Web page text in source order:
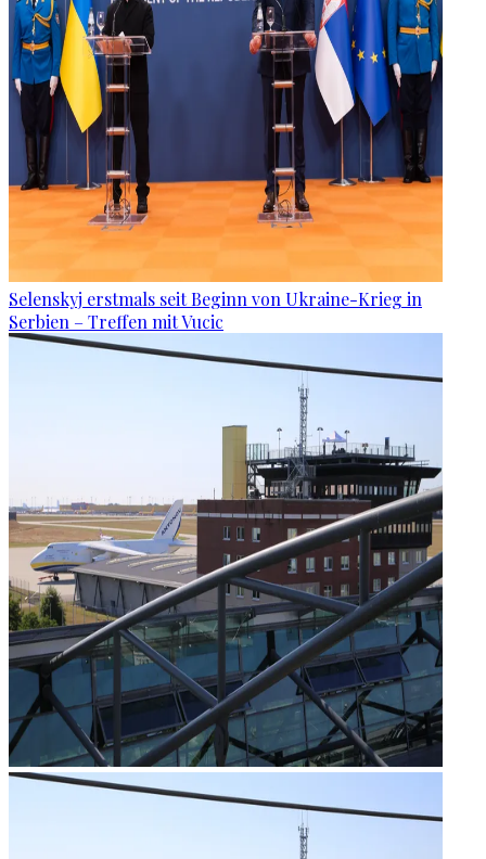
Selenskyj erstmals seit Beginn von Ukraine-Krieg in
Serbien – Treffen mit Vucic